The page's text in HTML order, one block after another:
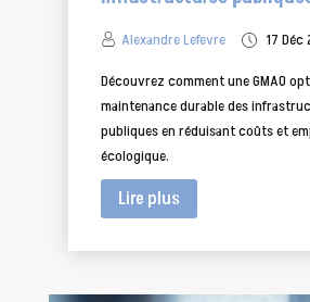
Alexandre Lefevre
17 Déc
Découvrez comment une GMAO
maintenance durable des
publiques en réduisant coûts et
écologique.
Lire plus